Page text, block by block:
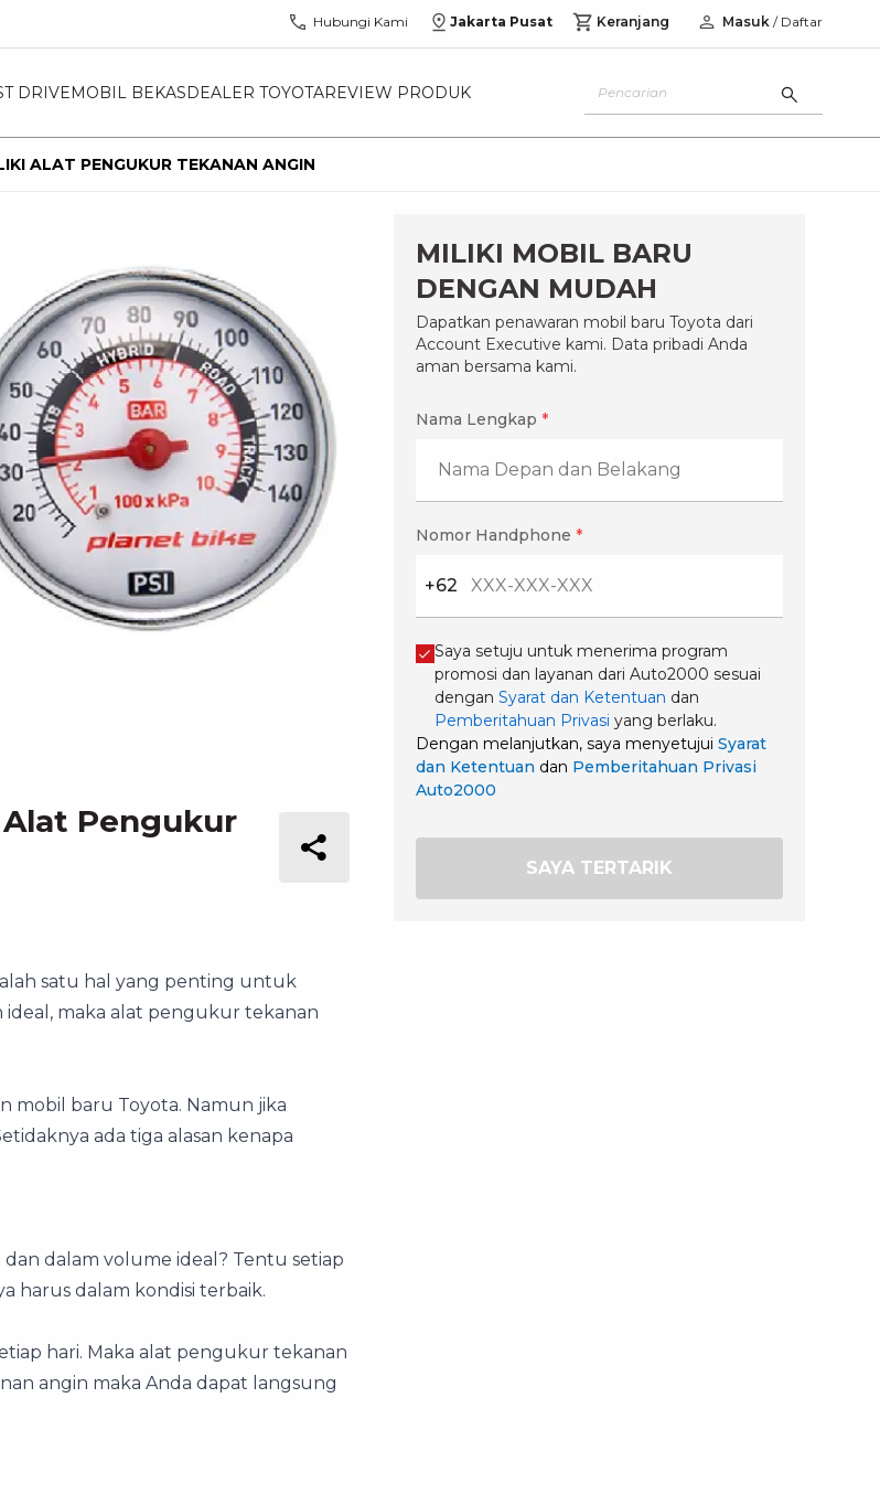
Hubungi Kami Jakarta Pusat Keranjang Masuk / Daftar
DRIVEMOBIL BEKASDEALER TOYOTAREVIEW PRODUK
ALAT PENGUKUR TEKANAN ANGIN
Pengukur
satu hal yang penting untuk
maka alat pengukur tekanan
mobil baru Toyota. Namun jika
ada tiga alasan kenapa
dalam volume ideal? Tentu setiap
harus dalam kondisi terbaik.
hari. Maka alat pengukur tekanan
angin maka Anda dapat langsung
MILIKI MOBIL BARU
DENGAN MUDAH
Dapatkan penawaran mobil baru Toyota dari
Account Executive kami. Data pribadi Anda
aman bersama kami.
Nama Lengkap *
Nomor Handphone *
+62
Saya setuju untuk menerima program
promosi dan layanan dari Auto2000 sesuai
dengan Syarat dan Ketentuan dan
Pemberitahuan Privasi yang berlaku.
Dengan melanjutkan, saya menyetujui Syarat
dan Ketentuan dan Pemberitahuan Privasi
Auto2000
SAYA TERTARIK